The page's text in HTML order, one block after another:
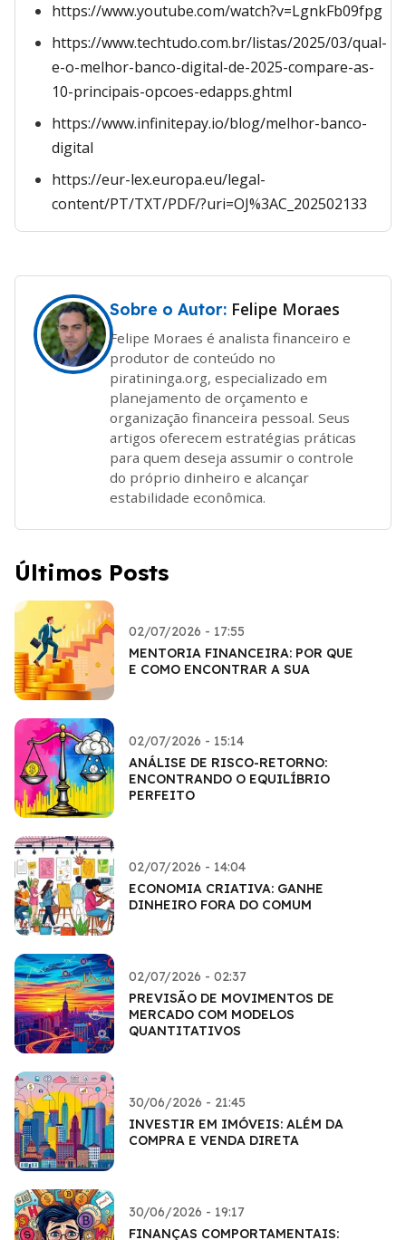
https://www.youtube.com/watch?v=LgnkFb09fpg
https://www.techtudo.com.br/listas/2025/03/qual-
e-o-melhor-banco-digital-de-2025-compare-as-
10-principais-opcoes-edapps.ghtml
https://www.infinitepay.io/blog/melhor-banco-
digital
https://eur-lex.europa.eu/legal-
content/PT/TXT/PDF/?uri=OJ%3AC_202502133
Sobre o Autor: Felipe Moraes
Felipe Moraes é analista financeiro e
produtor de conteúdo no
piratininga.org, especializado em
planejamento de orçamento e
organização financeira pessoal. Seus
artigos oferecem estratégias práticas
para quem deseja assumir o controle
do próprio dinheiro e alcançar
estabilidade econômica.
Últimos Posts
02/07/2026 - 17:55
MENTORIA FINANCEIRA: POR QUE
E COMO ENCONTRAR A SUA
02/07/2026 - 15:14
ANÁLISE DE RISCO-RETORNO:
ENCONTRANDO O EQUILÍBRIO
PERFEITO
02/07/2026 - 14:04
ECONOMIA CRIATIVA: GANHE
DINHEIRO FORA DO COMUM
02/07/2026 - 02:37
PREVISÃO DE MOVIMENTOS DE
MERCADO COM MODELOS
QUANTITATIVOS
30/06/2026 - 21:45
INVESTIR EM IMÓVEIS: ALÉM DA
COMPRA E VENDA DIRETA
30/06/2026 - 19:17
FINANÇAS COMPORTAMENTAIS: